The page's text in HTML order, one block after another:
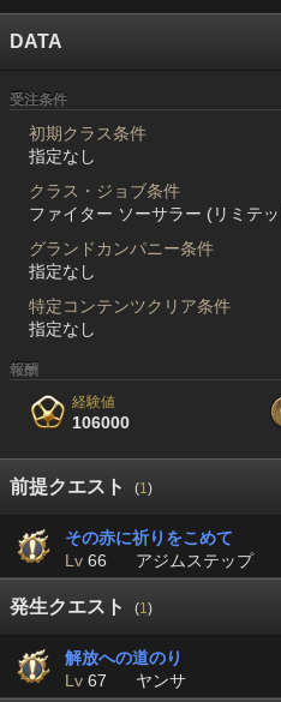
DATA
受注条件
初期クラス条件
指定なし
クラス・ジョブ条件
ファイター ソーサラー (リミテ
グランドカンパニー条件
指定なし
特定コンテンツクリア条件
指定なし
報酬
経験値
106000
前提クエスト (1)
その赤に祈りをこめて
Lv 66 アジムステップ
発生クエスト (1)
解放への道のり
Lv 67 ヤンサ